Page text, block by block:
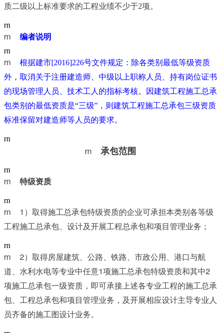
质二级以上标准要求的工程业绩不少于2项。
rn
编者说明
rn
根据建市[2016]226号文件规定：除各类别最低等级资质
外，取消关于注册建造师、中级以上职称人员、持有岗位证书
的现场管理人员、技术工人的指标考核。因建筑工程施工总承
包类别的最低资质是“三级”，则建筑工程施工总承包三级资质
标准保留对建造师等人员的要求。
rn
承包范围
rn
特级资质
rn
rn	1 ）取得施工总承包特级资质的企业可承担本类别各等级
工程施工总承包、设计及开展工程总承包和项目管理业务；
rn
rn	2）取得房屋建筑、公路、铁路、市政公用、港口与航
道、水利水电等专业中任意1项施工总承包特级资质和其中2
项施工总承包一级资质，即可承接上述各专业工程的施工总承
包、工程总承包和项目管理业务，及开展相应设计主导专业人
员齐备的施工图设计业务。